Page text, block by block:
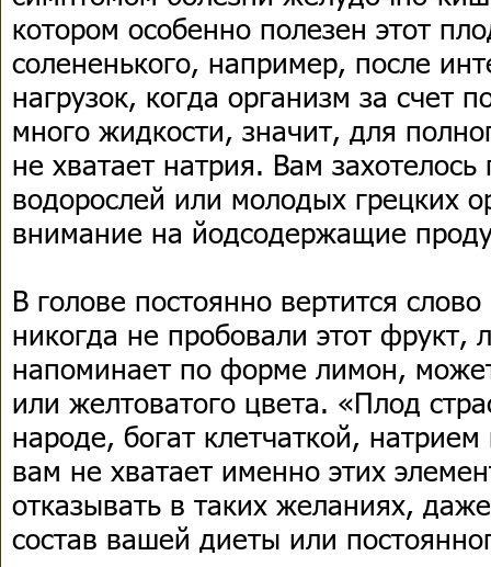
котором особенно полезен этот
солененького, например, после
нагрузок, когда организм за счет
много жидкости, значит, для
не хватает натрия. Вам
водорослей или молодых грецких
внимание на йодсодержащие
В голове постоянно вертится
никогда не пробовали этот фрукт,
напоминает по форме лимон,
или желтоватого цвета. «Плод
народе, богат клетчаткой,
вам не хватает именно этих
отказывать в таких желаниях,
состав вашей диеты или